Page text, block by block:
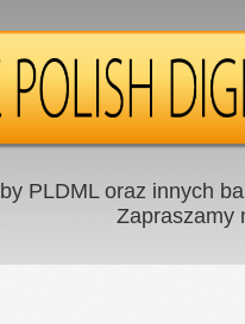
PLDML oraz innych
Zapraszamy